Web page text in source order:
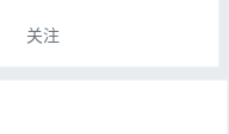
关注